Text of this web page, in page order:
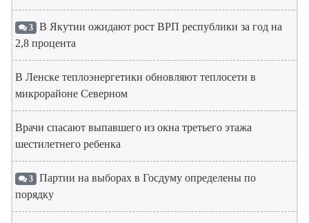
3 В Якутии ожидают рост ВРП республики за год на
2,8 процента
В Ленске теплоэнергетики обновляют теплосети в
микрорайоне Северном
Врачи спасают выпавшего из окна третьего этажа
шестилетнего ребенка
3 Партии на выборах в Госдуму определены по
порядку